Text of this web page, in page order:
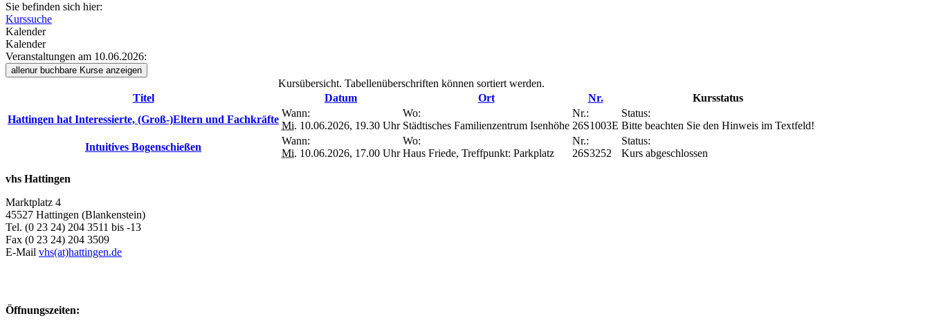
Sie befinden sich hier:
Kurssuche
Kalender
Kalender
Veranstaltungen am 10.06.2026:
allenur buchbare Kurse anzeigen
Kursübersicht. Tabellenüberschriften können sortiert werden.
Titel
Datum Ort Nr.
Kursstatus
Hattingen hat Interessierte, (Groß-)Eltern und Fachkräfte
Wann:
Mi. 10.06.2026, 19.30 Uhr
Wo:
Städtisches Familienzentrum Isenhöhe
Nr.:
26S1003E
Status:
Bitte beachten Sie den Hinweis im Textfeld!
Intuitives Bogenschießen
Wann:
Mi. 10.06.2026, 17.00 Uhr
Wo:
Haus Friede, Treffpunkt: Parkplatz
Nr.:
26S3252
Status:
Kurs abgeschlossen
vhs Hattingen
Marktplatz 4
45527 Hattingen (Blankenstein)
Tel. (0 23 24) 204 3511 bis -13
Fax (0 23 24) 204 3509
E-Mail vhs(at)hattingen.de
Öffnungszeiten: